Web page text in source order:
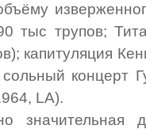
тыс трупов;
капитуляция
концерт
LA).